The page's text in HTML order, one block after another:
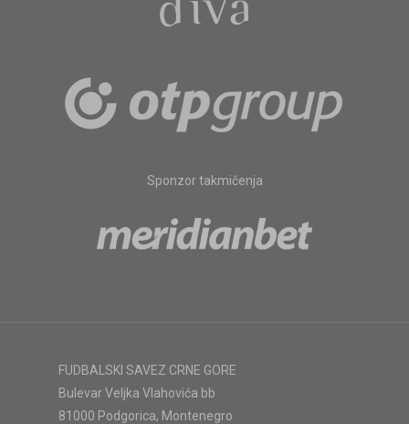
Sponzor takmičenja
FUDBALSKI SAVEZ CRNE GORE
Bulevar Veljka Vlahovića bb
81000 Podgorica, Montenegro